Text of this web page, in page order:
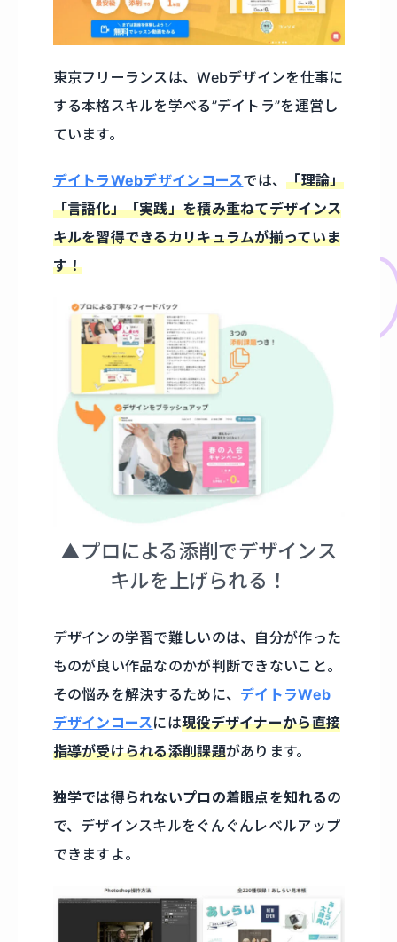
東京フリーランスは、Webデザインを仕事に
する本格スキルを学べる”デイトラ”を運営し
ています。
デイトラWebデザインコースでは、「理論」
「言語化」「実践」を積み重ねてデザインス
キルを習得できるカリキュラムが揃っていま
す！
▲プロによる添削でデザインス
キルを上げられる！
デザインの学習で難しいのは、自分が作った
ものが良い作品なのかが判断できないこと。
その悩みを解決するために、 デイトラWeb
デザインコースには現役デザイナーから直接
指導が受けられる添削課題があります。
独学では得られないプロの着眼点を知れるの
で、デザインスキルをぐんぐんレベルアップ
できますよ。